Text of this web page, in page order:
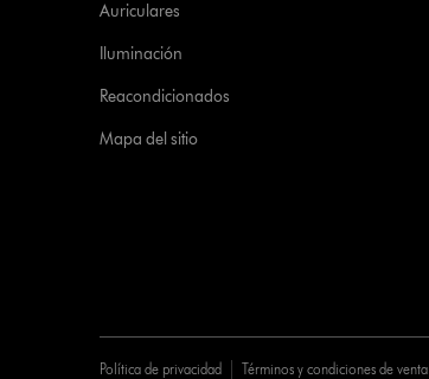
Auriculares
Iluminación
Reacondicionados
Mapa del sitio
Política de privacidad Términos y condiciones de venta